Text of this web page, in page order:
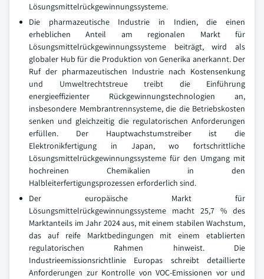
Lösungsmittelrückgewinnungssysteme.
Die pharmazeutische Industrie in Indien, die einen
erheblichen Anteil am regionalen Markt für
Lösungsmittelrückgewinnungssysteme beiträgt, wird als
globaler Hub für die Produktion von Generika anerkannt. Der
Ruf der pharmazeutischen Industrie nach Kostensenkung
und Umweltrechtstreue treibt die Einführung
energieeffizienter Rückgewinnungstechnologien an,
insbesondere Membrantrennsysteme, die die Betriebskosten
senken und gleichzeitig die regulatorischen Anforderungen
erfüllen. Der Hauptwachstumstreiber ist die
Elektronikfertigung in Japan, wo fortschrittliche
Lösungsmittelrückgewinnungssysteme für den Umgang mit
hochreinen Chemikalien in den
Halbleiterfertigungsprozessen erforderlich sind.
Der europäische Markt für
Lösungsmittelrückgewinnungssysteme macht 25,7 % des
Marktanteils im Jahr 2024 aus, mit einem stabilen Wachstum,
das auf reife Marktbedingungen mit einem etablierten
regulatorischen Rahmen hinweist. Die
Industrieemissionsrichtlinie Europas schreibt detaillierte
Anforderungen zur Kontrolle von VOC-Emissionen vor und